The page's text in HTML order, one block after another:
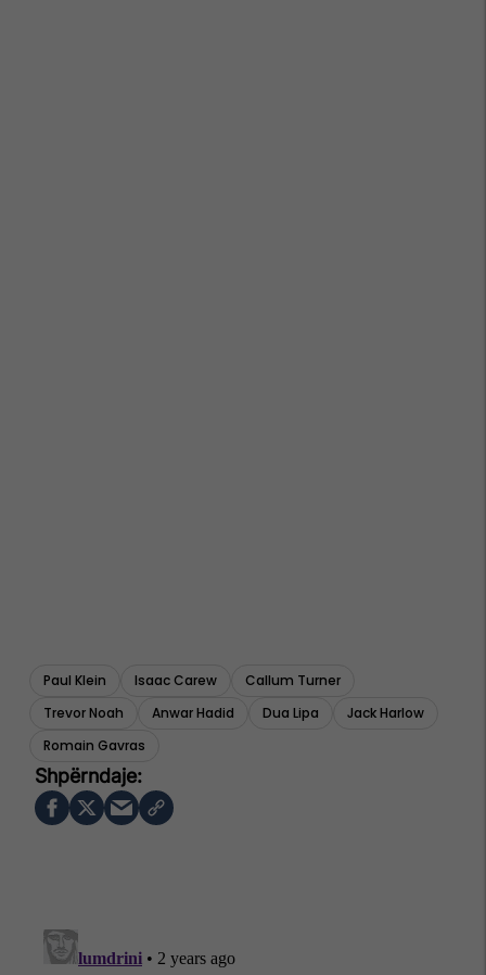
Paul Klein Isaac Carew
Callum Turner
Trevor Noah
Anwar Hadid Dua Lipa
Jack Harlow
Romain Gavras